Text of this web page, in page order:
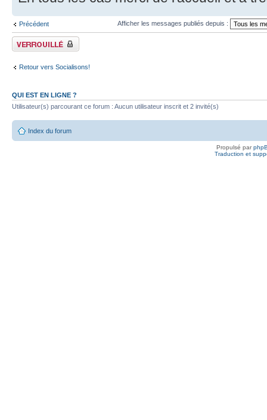
Précédent Afficher les messages publiés depuis :
Fil verrouillé
Retour vers Socialisons!
QUI EST EN LIGNE ?
Utilisateur(s) parcourant ce forum : Aucun utilisateur inscrit et 2 invité(s)
Index du forum
Propulsé par
Traduction et